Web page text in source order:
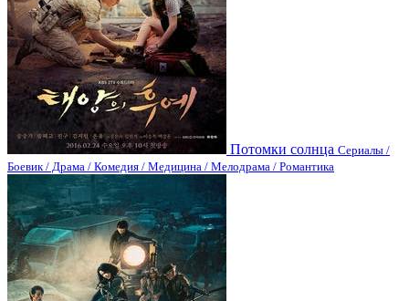
Потомки солнца Сериалы /
Боевик / Драма / Комедия / Медицина / Мелодрама / Романтика